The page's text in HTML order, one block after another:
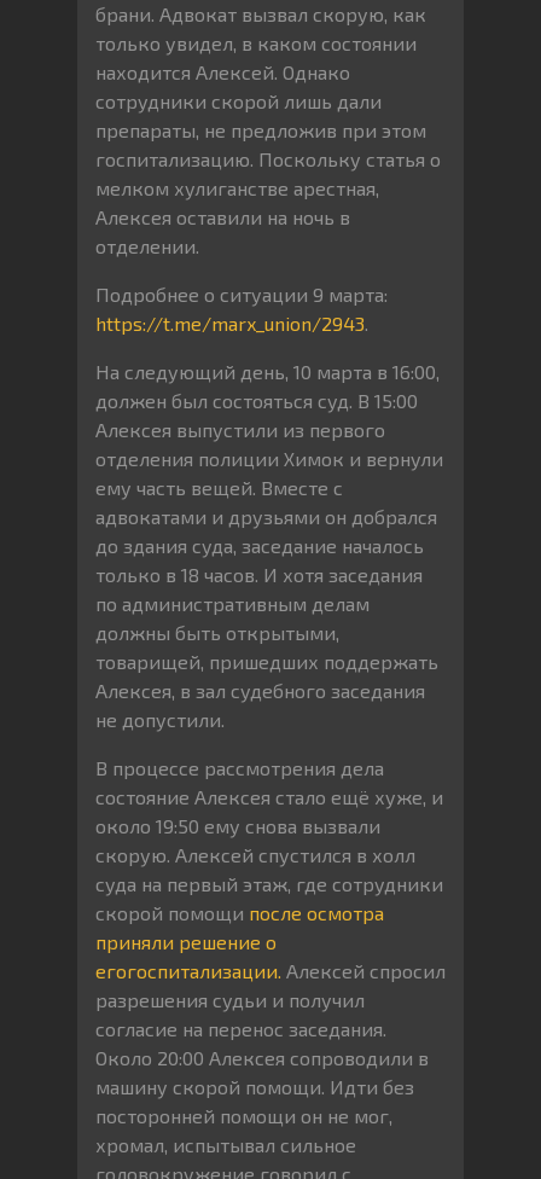
брани. Адвокат вызвал скорую, как
только увидел, в каком состоянии
находится Алексей. Однако
сотрудники скорой лишь дали
препараты, не предложив при этом
госпитализацию. Поскольку статья о
мелком хулиганстве арестная,
Алексея оставили на ночь в
отделении.
Подробнее о ситуации 9 марта:
https://t.me/marx_union/2943
На следующий день, 10 марта в 16:00,
должен был состояться суд. В 15:00
Алексея выпустили из первого
отделения полиции Химок и вернули
ему часть вещей. Вместе с
адвокатами и друзьями он добрался
до здания суда, заседание началось
только в 18 часов. И хотя заседания
по административным делам
должны быть открытыми,
товарищей, пришедших поддержать
Алексея, в зал судебного заседания
не допустили.
В процессе рассмотрения дела
состояние Алексея стало ещё хуже, и
около 19:50 ему снова вызвали
скорую. Алексей спустился в холл
суда на первый этаж, где сотрудники
скорой помощи после осмотра
приняли решение о
егогоспитализации. Алексей спросил
разрешения судьи и получил
согласие на перенос заседания.
Около 20:00 Алексея сопроводили в
машину скорой помощи. Идти без
посторонней помощи он не мог,
хромал, испытывал сильное
головокружение говорил с